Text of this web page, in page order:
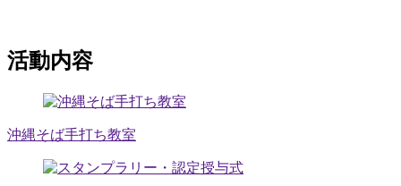
活動内容
沖縄そば手打ち教室